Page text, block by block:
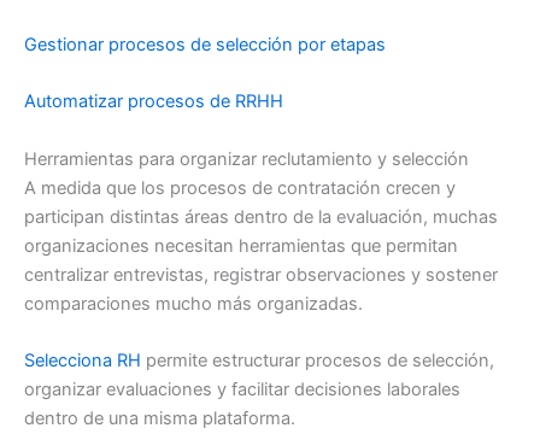
Gestionar procesos de selección por etapas
Automatizar procesos de RRHH
Herramientas para organizar reclutamiento y selección
A medida que los procesos de contratación crecen y
participan distintas áreas dentro de la evaluación, muchas
organizaciones necesitan herramientas que permitan
centralizar entrevistas, registrar observaciones y sostener
comparaciones mucho más organizadas.
Selecciona RH permite estructurar procesos de selección,
organizar evaluaciones y facilitar decisiones laborales
dentro de una misma plataforma.